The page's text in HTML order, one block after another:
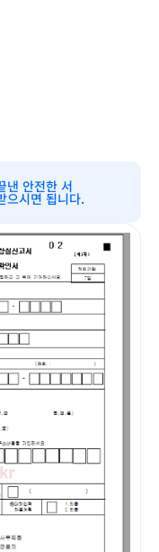
낸 안전한 서
으시면 됩니다.